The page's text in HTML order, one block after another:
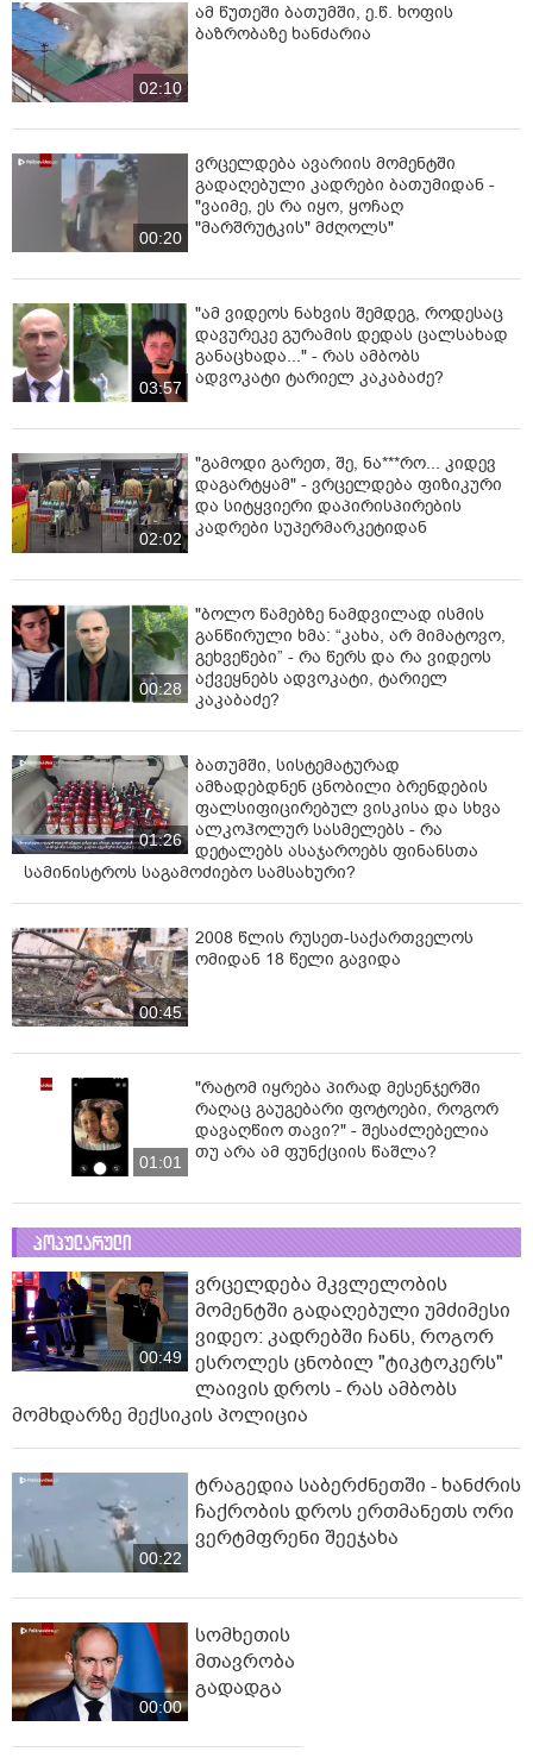
02:10
ამ წუთეში ბათუმში, ე.წ. ხოფის
ბაზრობაზე ხანძარია
00:20
ვრცელდება ავარიის მომენტში
გადაღებული კადრები ბათუმიდან -
"ვაიმე, ეს რა იყო, ყოჩაღ
"მარშრუტკის" მძღოლს"
03:57
"ამ ვიდეოს ნახვის შემდეგ, როდესაც
დავურეკე გურამის დედას ცალსახად
განაცხადა..." - რას ამბობს
ადვოკატი ტარიელ კაკაბაძე?
02:02
"გამოდი გარეთ, შე, ნა***რო... კიდევ
დაგარტყამ" - ვრცელდება ფიზიკური
და სიტყვიერი დაპირისპირების
კადრები სუპერმარკეტიდან
00:28
"ბოლო წამებზე ნამდვილად ისმის
განწირული ხმა: “კახა, არ მიმატოვო,
გეხვეწები” - რა წერს და რა ვიდეოს
აქვეყნებს ადვოკატი, ტარიელ
კაკაბაძე?
01:26
ბათუმში, სისტემატურად
ამზადებდნენ ცნობილი ბრენდების
ფალსიფიცირებულ ვისკისა და სხვა
ალკოჰოლურ სასმელებს - რა
დეტალებს ასაჯაროებს ფინანსთა
სამინისტროს საგამოძიებო სამსახური?
00:45
2008 წლის რუსეთ-საქართველოს
ომიდან 18 წელი გავიდა
01:01
"რატომ იყრება პირად მესენჯერში
რაღაც გაუგებარი ფოტოები, როგორ
დავაღწიო თავი?" - შესაძლებელია
თუ არა ამ ფუნქციის წაშლა?
პოპულარული
00:49
ვრცელდება მკვლელობის
მომენტში გადაღებული უმძიმესი
ვიდეო: კადრებში ჩანს, როგორ
ესროლეს ცნობილ "ტიკტოკერს"
ლაივის დროს - რას ამბობს
მომხდარზე მექსიკის პოლიცია
00:22
ტრაგედია საბერძნეთში - ხანძრის
ჩაქრობის დროს ერთმანეთს ორი
ვერტმფრენი შეეჯახა
00:00
სომხეთის
მთავრობა
გადადგა